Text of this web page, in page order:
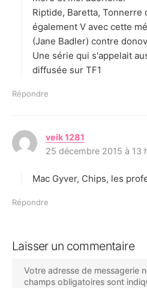
Riptide, Baretta, Tonnerre
également V avec cette
(Jane Badler) contre
Une série qui s'appelait
diffusée sur TF1
Répondre
veik 1281
i
:
25 décembre 2015 à 13
Mac Gyver, Chips, les
Répondre
Laisser un commentaire
Votre adresse de messagerie
champs obligatoires sont